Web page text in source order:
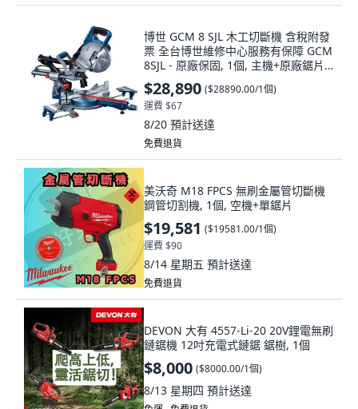
博世 GCM 8 SJL 木工切斷機 含稅附發
票 全台博世維修中心服務有保障 GCM
8SJL - 原廠保固, 1個, 主機+原廠鋸片
+GTA 2500W工作台
$28,890 ($28890.00/1個)
運費 $67
8/20 預計送達
免費退貨
美沃奇 M18 FPCS 無刷金屬管切斷機
鋼管切割機, 1個, 空機+單鋸片
$19,581 ($19581.00/1個)
運費 $90
8/14 星期五 預計送達
免費退貨
DEVON 大有 4557-Li-20 20V鋰電無刷
鏈鋸機 12吋充電式鏈鋸 鋸樹, 1個
$8,000 ($8000.00/1個)
8/13 星期四 預計送達